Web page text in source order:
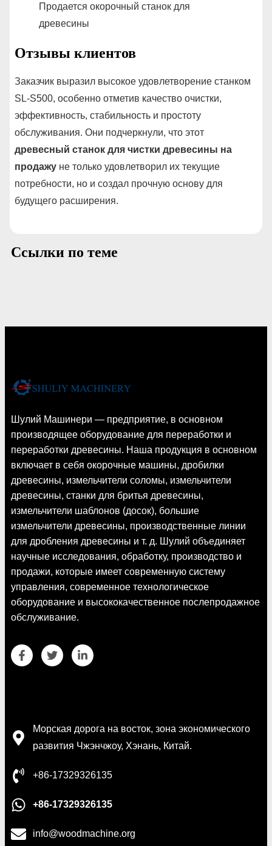
Продается окорочный станок для
древесины
Отзывы клиентов
Заказчик выразил высокое удовлетворение станком
SL-S500, особенно отметив качество очистки,
эффективность, стабильность и простоту
обслуживания. Они подчеркнули, что этот
древесный станок для чистки древесины на
продажу не только удовлетворил их текущие
потребности, но и создал прочную основу для
будущего расширения.
Ссылки по теме
Шулий Машинери — предприятие, в основном
производящее оборудование для переработки и
переработки древесины. Наша продукция в основном
включает в себя окорочные машины, дробилки
древесины, измельчители соломы, измельчители
древесины, станки для бритья древесины,
измельчители шаблонов (досок), большие
измельчители древесины, производственные линии
для дробления древесины и т. д. Шулий объединяет
научные исследования, обработку, производство и
продажи, которые имеет современную систему
управления, современное технологическое
оборудование и высококачественное послепродажное
обслуживание.
Морская дорога на восток, зона экономического
развития Чжэнчжоу, Хэнань, Китай.
+86-17329326135
+86-17329326135
info@woodmachine.org